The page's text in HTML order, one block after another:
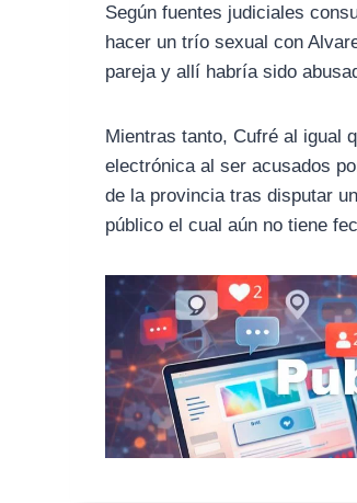
Según fuentes judiciales
hacer un trío sexual con
pareja y allí habría sido
Mientras tanto, Cufré al igual
electrónica al ser acusados
de la provincia tras disputar
público el cual aún no tiene